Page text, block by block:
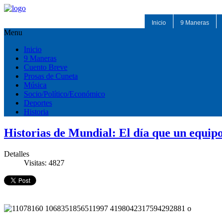
Inicio 9 Maneras
Menu
Inicio
9 Maneras
Cuento Breve
Prosas de Cuneta
Música
Socio/Político/Económico
Deportes
Historia
Historias de Mundial: El día que un
Detalles
Visitas: 4827